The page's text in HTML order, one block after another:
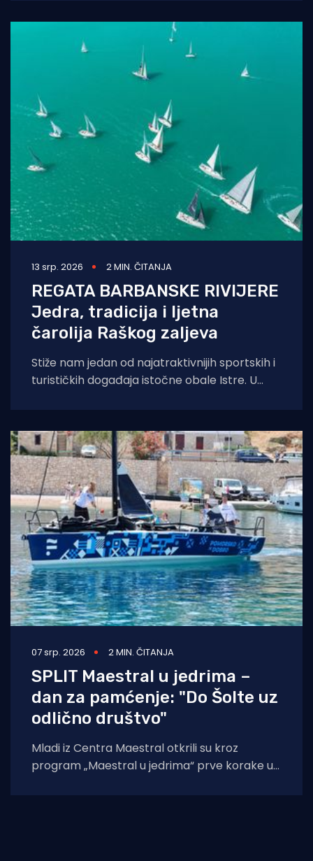
13 srp. 2026 2 MIN. ČITANJA
REGATA BARBANSKE RIVIJERE
Jedra, tradicija i ljetna
čarolija Raškog zaljeva
Stiže nam jedan od najatraktivnijih sportskih i
turističkih događaja istočne obale Istre. U
07 srp. 2026 2 MIN. ČITANJA
SPLIT Maestral u jedrima –
dan za pamćenje: "Do Šolte uz
odlično društvo"
Mladi iz Centra Maestral otkrili su kroz
program „Maestral u jedrima“ prve korake u